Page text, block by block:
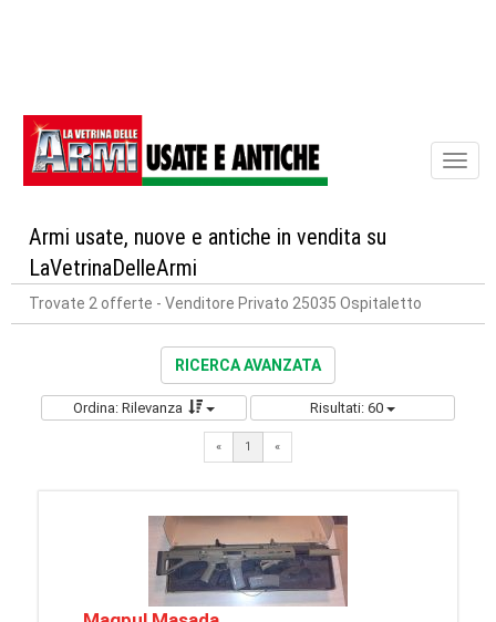
Armi usate, nuove e antiche in vendita su
LaVetrinaDelleArmi
Trovate 2 offerte - Venditore Privato 25035 Ospitaletto
RICERCA AVANZATA
Ordina: Rilevanza Risultati: 60
« 1 «